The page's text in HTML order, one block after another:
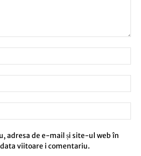
adresa de e-mail și site-ul web în
viitoare i comentariu.